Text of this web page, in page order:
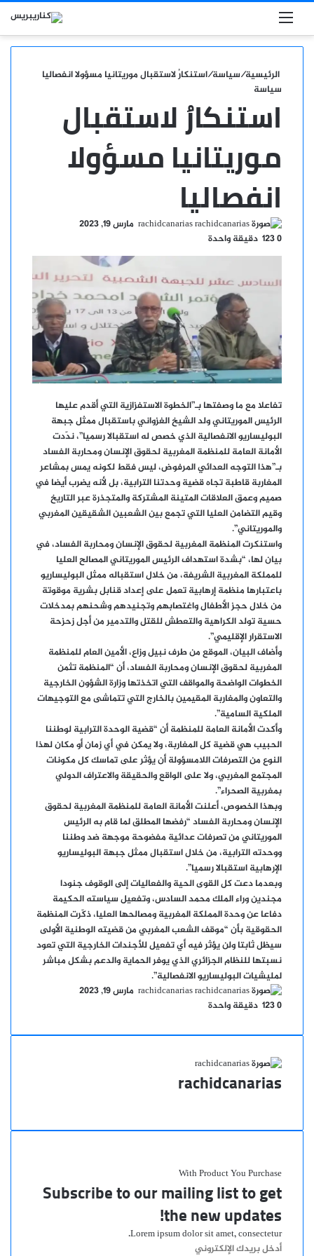
القائمة
الرئيسية/سياسة/استنكارُ لاستقبال موريتانيا مسؤولا انفصاليا
سياسة
استنكارُ لاستقبال
موريتانيا مسؤولا
انفصاليا
rachidcanarias أرسل
إلكترونيا
مارس 19, 2023
0
دقيقة واحدة
تفاعلا مع ما وصفتها بـ”الخطوة الاستفزازية التي أقدم عليها
الرئيس الموريتاني ولد الشيخ الغزواني باستقبال ممثل جبهة
البوليساريو الانفصالية الذي خصص له استقبالا رسميا”، ندّدت
الأمانة العامة للمنظمة المغربية لحقوق الإنسان ومحاربة الفساد
بـ”هذا التوجه العدائي المرفوض، ليس فقط لكونه يمس بمشاعر
المغاربة قاطبة تجاه قضية وحدتنا الترابية، بل لأنه يضرب أيضا في
صميم وعمق العلاقات المتينة المشتركة والمتجذرة عبر التاريخ
وقيم التضامن العليا التي تجمع بين الشعبين الشقيقين المغربي
والموريتاني”.
واستنكرت المنظمة المغربية لحقوق الإنسان ومحاربة الفساد، في
بيان لها، “بشدة استهداف الرئيس الموريتاني المصالح العليا
للمملكة المغربية الشريفة، من خلال استقباله ممثل البوليساريو
باعتبارها منظمة إرهابية تعمل على إعداد قنابل بشرية موقوتة
من خلال حجز الأطفال واغتصابهم وتجنيدهم وشحنهم بمدخلات
حسية تولد الكراهية والتعطش للقتل والتدمير من أجل زحزحة
الاستقرار الإقليمي”.
وأضاف البيان، الموقع من طرف نبيل وزاع، الأمين العام للمنظمة
المغربية لحقوق الإنسان ومحاربة الفساد، أن “المنظمة تثمن
الخطوات الواضحة والمواقف التي اتخذتها وزارة الشؤون الخارجية
والتعاون والمغاربة المقيمين بالخارج التي تتماشى مع التوجيهات
الملكية السامية”.
وأكدت الأمانة العامة للمنظمة أن “قضية الوحدة الترابية لوطننا
الحبيب هي قضية كل المغاربة، ولا يمكن في أي زمان أو مكان لهذا
النوع من التصرفات اللامسؤولة أن يؤثر على تماسك كل مكونات
المجتمع المغربي، ولا على الواقع والحقيقة والاعتراف الدولي
بمغربية الصحراء”.
وبهذا الخصوص، أعلنت الأمانة العامة للمنظمة المغربية لحقوق
الإنسان ومحاربة الفساد “رفضها المطلق لما قام به الرئيس
الموريتاني من تصرفات عدائية مفضوحة موجهة ضد وطننا
ووحدته الترابية، من خلال استقبال ممثل جبهة البوليساريو
الإرهابية استقبالا رسميا”.
وبعدما دعت كل القوى الحية والفعاليات إلى الوقوف جنودا
مجندين وراء الملك محمد السادس، وتفعيل سياسته الحكيمة
دفاعا عن وحدة المملكة المغربية ومصالحها العليا، ذكّرت المنظمة
الحقوقية بأن “موقف الشعب المغربي من قضيته الوطنية الأولى
سيظل ثابتا ولن يؤثر فيه أي تفعيل للأجندات الخارجية التي تعود
نسبتها للنظام الجزائري الذي يوفر الحماية والدعم بشكل مباشر
لمليشيات البوليساريو الانفصالية”.
rachidcanarias أرسل
مارس 19, 2023
0
دقيقة واحدة
rachidcanarias
With Product You Purchase
Subscribe to our mailing list to get
the new updates!
Lorem ipsum dolor sit amet, consectetur.
أدخل